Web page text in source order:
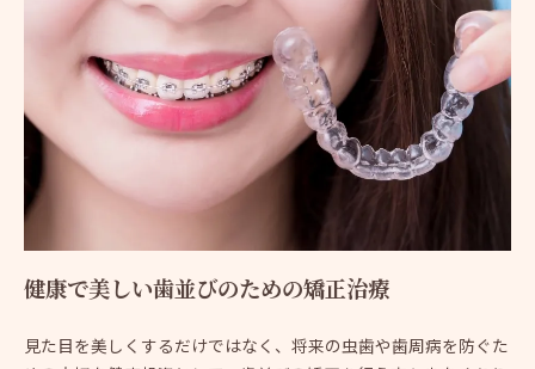
健康で美しい歯並びのための矯正治療
見た目を美しくするだけではなく、将来の虫歯や歯周病を防ぐた